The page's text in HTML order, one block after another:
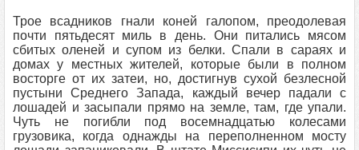
Трое всадников гнали коней галопом, преодолевая
почти пятьдесят миль в день. Они питались мясом
сбитых оленей и супом из белки. Спали в сараях и
домах у местных жителей, которые были в полном
восторге от их затеи, но, достигнув сухой безлесной
пустыни Среднего Запада, каждый вечер падали с
лошадей и засыпали прямо на земле, там, где упали.
Чуть не погибли под восемнадцатью колесами
грузовика, когда однажды на переполненном мосту